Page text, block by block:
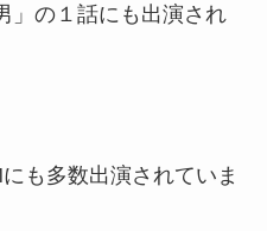
」の１話にも出演され
も多数出演されていま